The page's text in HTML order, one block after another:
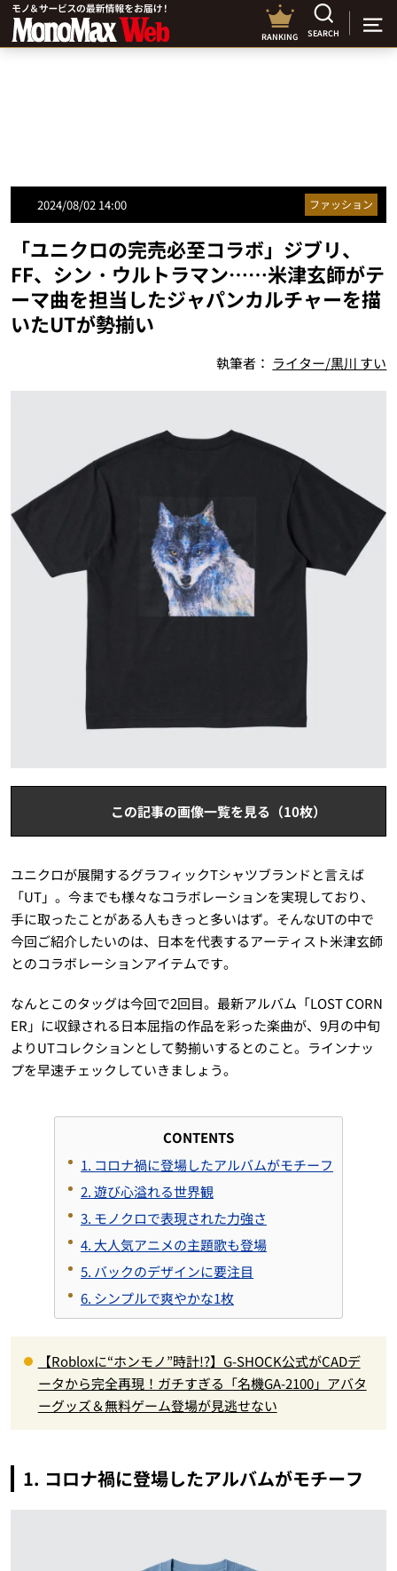
RANKING SEARCH
2024/08/02 14:00 ファッション
「ユニクロの完売必至コラボ」ジブリ、
FF、シン・ウルトラマン……米津玄師がテ
ーマ曲を担当したジャパンカルチャーを描
いたUTが勢揃い
執筆者： ライター/黒川 すい
この記事の画像一覧を見る（10枚）
ユニクロが展開するグラフィックTシャツブランドと言えば
「UT」。今までも様々なコラボレーションを実現しており、
手に取ったことがある人もきっと多いはず。そんなUTの中で
今回ご紹介したいのは、日本を代表するアーティスト米津玄師
とのコラボレーションアイテムです。
なんとこのタッグは今回で2回目。最新アルバム「LOST CORN
ER」に収録される日本屈指の作品を彩った楽曲が、9月の中旬
よりUTコレクションとして勢揃いするとのこと。ラインナッ
プを早速チェックしていきましょう。
CONTENTS
1. コロナ禍に登場したアルバムがモチーフ
2. 遊び心溢れる世界観
3. モノクロで表現された力強さ
4. 大人気アニメの主題歌も登場
5. バックのデザインに要注目
6. シンプルで爽やかな1枚
【Robloxに“ホンモノ”時計!?】G-SHOCK公式がCADデ
ータから完全再現！ガチすぎる「名機GA-2100」アバタ
ーグッズ＆無料ゲーム登場が見逃せない
1. コロナ禍に登場したアルバムがモチーフ